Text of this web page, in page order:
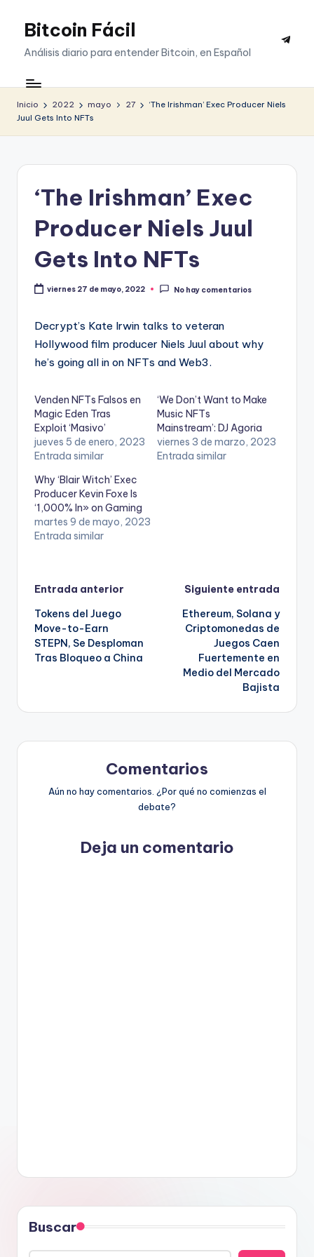
SaltarBitcoin Fácil
Análisis diario para entender Bitcoin, en Español
Inicio 2022 mayo 27
‘The Irishman’ Exec Producer Niels
Juul Gets Into NFTs
‘The Irishman’ Exec
Producer Niels Juul
Gets Into NFTs
viernes 27 de mayo, 2022 No hay comentarios
Decrypt’s Kate Irwin talks to veteran
Hollywood film producer Niels Juul about why
he’s going all in on NFTs and Web3.
Venden NFTs Falsos en
Magic Eden Tras
Exploit ‘Masivo’
jueves 5 de enero, 2023
Entrada similar
‘We Don’t Want to Make
Music NFTs
Mainstream’: DJ Agoria
viernes 3 de marzo, 2023
Entrada similar
Why ‘Blair Witch’ Exec
Producer Kevin Foxe Is
‘1,000% In» on Gaming
martes 9 de mayo, 2023
Entrada similar
Navegación
de
entradas
Entrada anterior
Tokens del Juego
Move-to-Earn
STEPN, Se Desploman
Tras Bloqueo a China
Siguiente entrada
Ethereum, Solana y
Criptomonedas de
Juegos Caen
Fuertemente en
Medio del Mercado
Bajista
Comentarios
Aún no hay comentarios. ¿Por qué no comienzas el
debate?
Deja un comentario
Buscar